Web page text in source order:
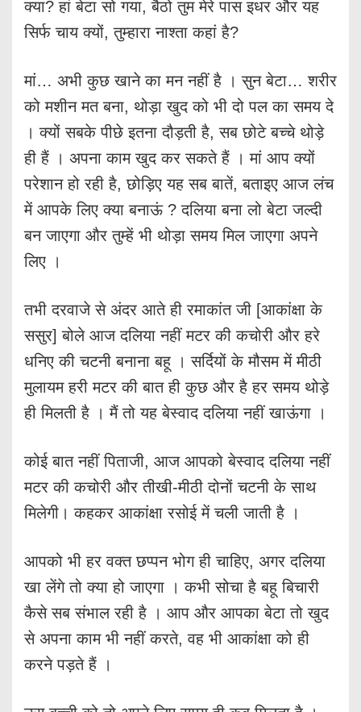
क्या? हां बेटा सो गया, बैठो तुम मेरे पास इधर और यह
सिर्फ चाय क्यों, तुम्हारा नाश्ता कहां है?
मां… अभी कुछ खाने का मन नहीं है । सुन बेटा… शरीर
को मशीन मत बना, थोड़ा खुद को भी दो पल का समय दे
। क्यों सबके पीछे इतना दौड़ती है, सब छोटे बच्चे थोड़े
ही हैं । अपना काम खुद कर सकते हैं । मां आप क्यों
परेशान हो रही है, छोड़िए यह सब बातें, बताइए आज लंच
में आपके लिए क्या बनाऊं ? दलिया बना लो बेटा जल्दी
बन जाएगा और तुम्हें भी थोड़ा समय मिल जाएगा अपने
लिए ।
तभी दरवाजे से अंदर आते ही रमाकांत जी [आकांक्षा के
ससुर] बोले आज दलिया नहीं मटर की कचोरी और हरे
धनिए की चटनी बनाना बहू । सर्दियों के मौसम में मीठी
मुलायम हरी मटर की बात ही कुछ और है हर समय थोड़े
ही मिलती है । मैं तो यह बेस्वाद दलिया नहीं खाऊंगा ।
कोई बात नहीं पिताजी, आज आपको बेस्वाद दलिया नहीं
मटर की कचोरी और तीखी-मीठी दोनों चटनी के साथ
मिलेगी। कहकर आकांक्षा रसोई में चली जाती है ।
आपको भी हर वक्त छप्पन भोग ही चाहिए, अगर दलिया
खा लेंगे तो क्या हो जाएगा । कभी सोचा है बहू बिचारी
कैसे सब संभाल रही है । आप और आपका बेटा तो खुद
से अपना काम भी नहीं करते, वह भी आकांक्षा को ही
करने पड़ते हैं ।